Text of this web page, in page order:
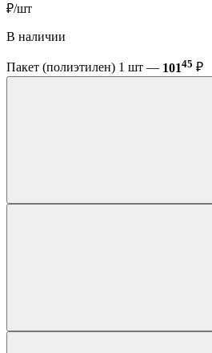
₽/шт
В наличии
Пакет (полиэтилен) 1 шт — 10145 ₽